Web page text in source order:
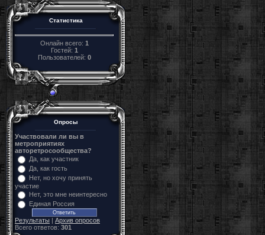
Статистика
Онлайн всего: 1
Гостей: 1
Пользователей: 0
Опросы
Участвовали ли вы в
метроприятиях
авторетросообщества?
Да, как участник
Да, как гость
Нет, но хочу принять
участие
Нет, это мне неинтересно
Единая Россия
Результаты | Архив опросов
Всего ответов: 301